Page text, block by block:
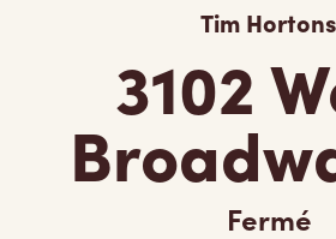
Tim Hortons
3102
Fermé